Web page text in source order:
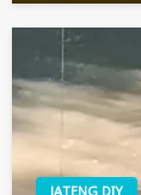
JATENG DIY